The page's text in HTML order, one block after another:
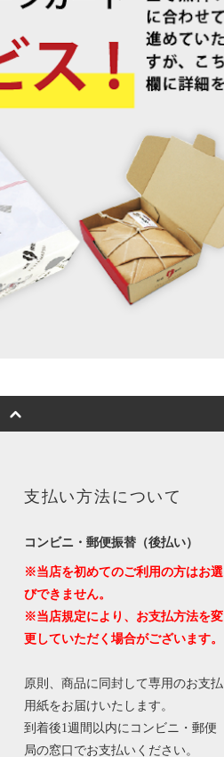
支払い方法について
コンビニ・郵便振替（後払い）
※当店を初めてのご利用の方はお選
びできません。
※当店規定により、お支払方法を変
更していただく場合がございます。
原則、商品に同封して専用のお支払
用紙をお届けいたします。
到着後1週間以内にコンビニ・郵便
局の窓口でお支払いください。